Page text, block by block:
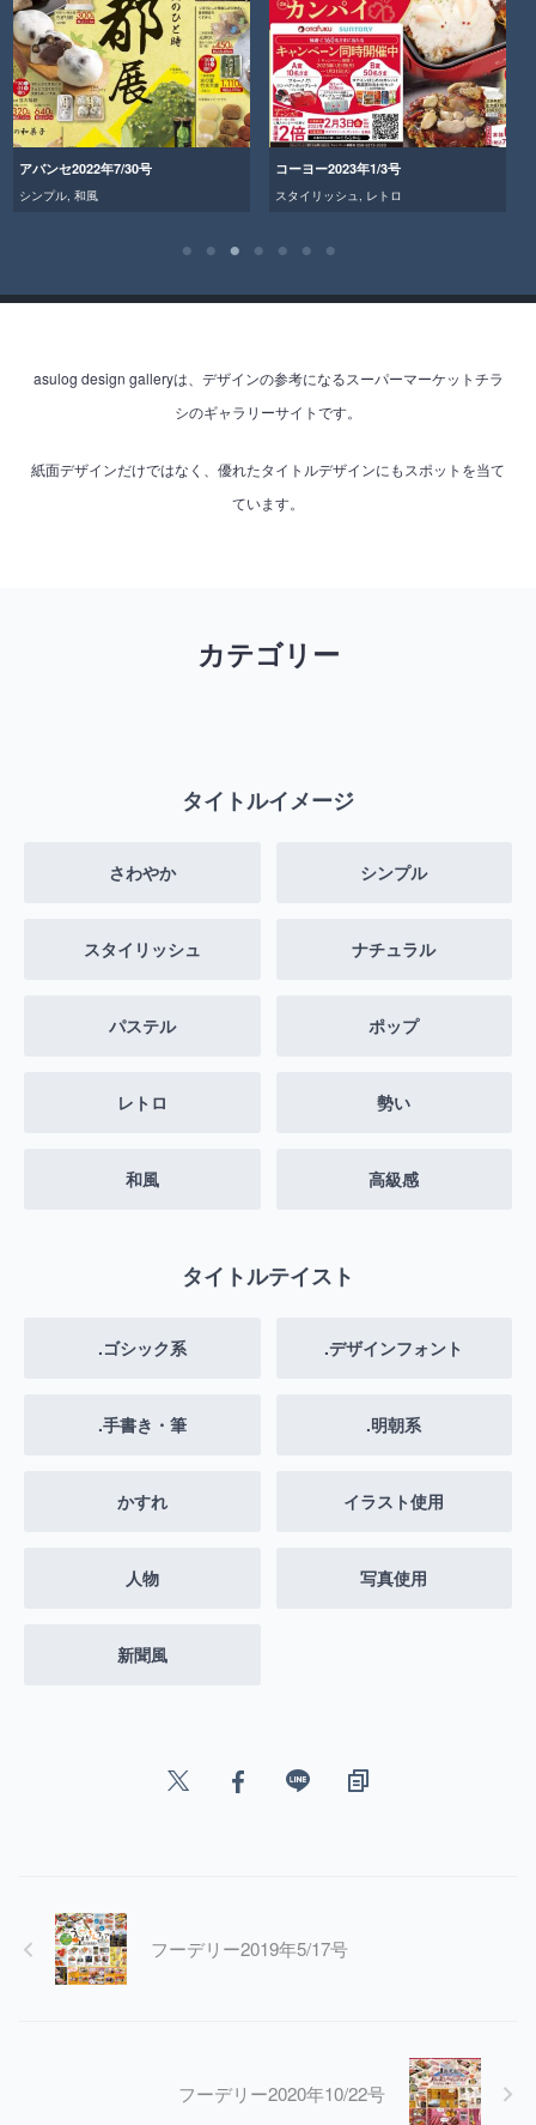
アバンセ2022年7/30号
シンプル, 和風
コーヨー2023年1/3号
スタイリッシュ, レトロ
asulog design galleryは、デザインの参考になるスーパーマーケットチラ
シのギャラリーサイトです。
紙面デザインだけではなく、優れたタイトルデザインにもスポットを当て
ています。
カテゴリー
タイトルイメージ
さわやか シンプル
スタイリッシュ ナチュラル
パステル ポップ
レトロ 勢い
和風 高級感
タイトルテイスト
.ゴシック系 .デザインフォント
.手書き・筆 .明朝系
かすれ イラスト使用
人物 写真使用
新聞風
フーデリー2019年5/17号
フーデリー2020年10/22号